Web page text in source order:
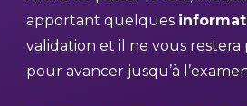
apportant quelques
validation et il ne vous restera
pour avancer jusqu’à